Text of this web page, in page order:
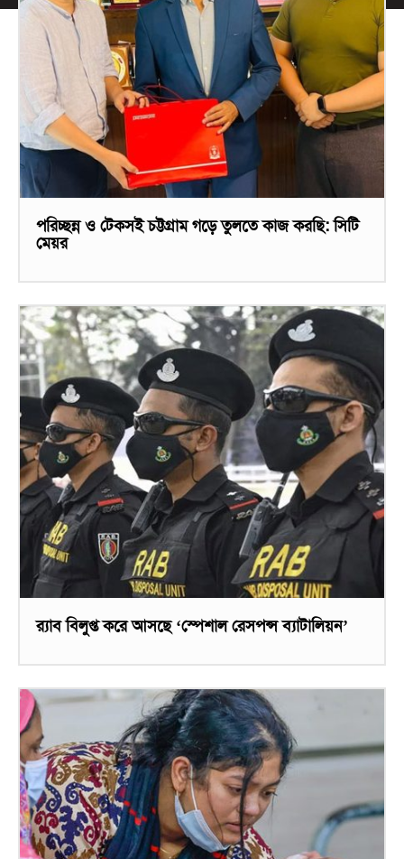
পরিচ্ছন্ন ও টেকসই চট্টগ্রাম গড়ে তুলতে কাজ করছি: সিটি
মেয়র
র‌্যাব বিলুপ্ত করে আসছে ‘স্পেশাল রেসপন্স ব্যাটালিয়ন’